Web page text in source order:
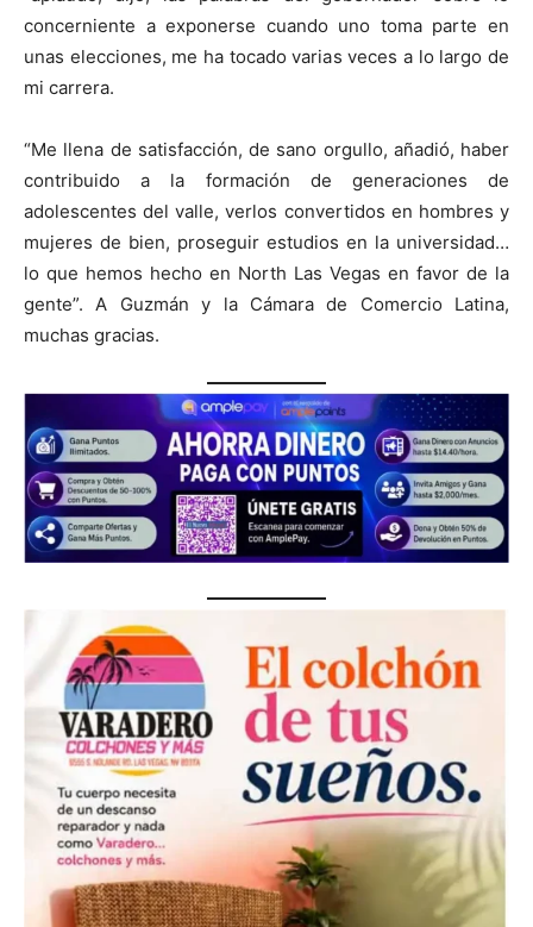
concerniente a exponerse cuando uno toma parte en
unas elecciones, me ha tocado varias veces a lo largo de
mi carrera.
“Me llena de satisfacción, de sano orgullo, añadió, haber
contribuido a la formación de generaciones de
adolescentes del valle, verlos convertidos en hombres y
mujeres de bien, proseguir estudios en la universidad…
lo que hemos hecho en North Las Vegas en favor de la
gente”. A Guzmán y la Cámara de Comercio Latina,
muchas gracias.